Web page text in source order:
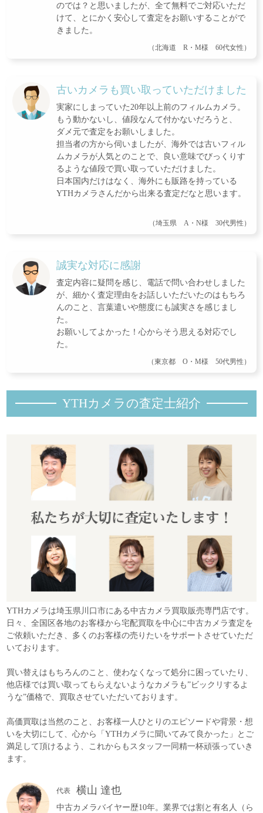
のでは？と思いましたが、全て無料でご対応いただ
けて、とにかく安心して査定をお願いすることがで
きました。
（北海道 R・M様 60代女性）
古いカメラも買い取っていただけました
実家にしまっていた20年以上前のフィルムカメラ。
もう動かないし、値段なんて付かないだろうと、
ダメ元で査定をお願いしました。
担当者の方から伺いましたが、海外では古いフィル
ムカメラが人気とのことで、良い意味でびっくりす
るような値段で買い取っていただけました。
日本国内だけはなく、海外にも販路を持っている
YTHカメラさんだから出来る査定だなと思います。
（埼玉県 A・N様 30代男性）
誠実な対応に感謝
査定内容に疑問を感じ、電話で問い合わせしました
が、細かく査定理由をお話しいただいたのはもちろ
んのこと、言葉遣いや態度にも誠実さを感じまし
た。
お願いしてよかった！心からそう思える対応でし
た。
（東京都 O・M様 50代男性）
YTHカメラの査定士紹介
YTHカメラは埼玉県川口市にある中古カメラ買取販売専門店です。
日々、全国区各地のお客様から宅配買取を中心に中古カメラ査定を
ご依頼いただき、多くのお客様の売りたいをサポートさせていただ
いております。
買い替えはもちろんのこと、使わなくなって処分に困っていたり、
他店様では買い取ってもらえないようなカメラも”ビックリするよ
うな”価格で、買取させていただいております。
高価買取は当然のこと、お客様一人ひとりのエピソードや背景・想
いを大切にして、心から「YTHカメラに聞いてみて良かった」とご
満足して頂けるよう、これからもスタッフ一同精一杯頑張っていき
ます。
代表 横山 達也
中古カメラバイヤー歴10年。業界では割と有名人（ら